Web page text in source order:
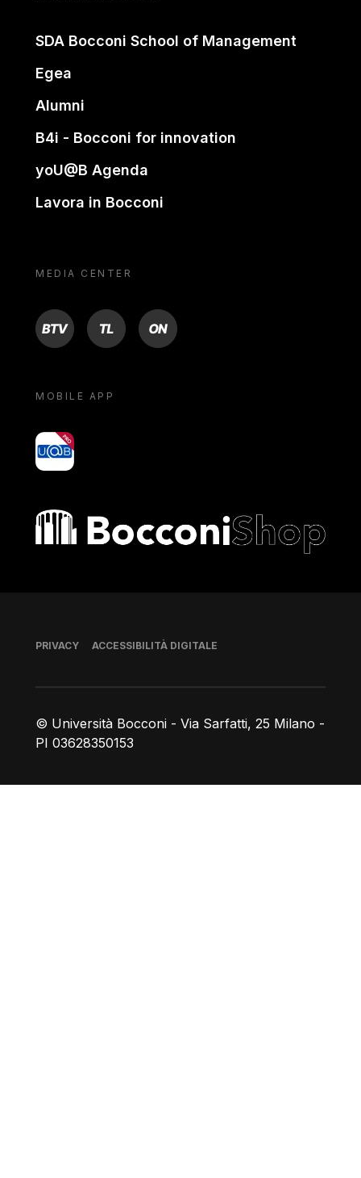
SDA Bocconi School of Management
Egea
Alumni
B4i - Bocconi for innovation
yoU@B Agenda
Lavora in Bocconi
MEDIA CENTER
BTV TL ON
MOBILE APP
yoU@B
Bocconi shop
© Università Bocconi - Via Sarfatti, 25 Milano -
PI 03628350153
Piè di pagina
PRIVACY ACCESSIBILITÀ DIGITALE